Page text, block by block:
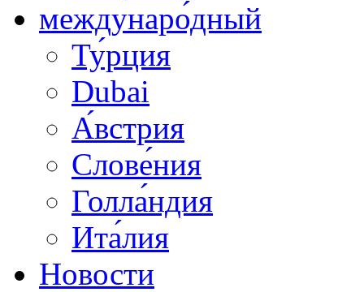
междунаро́дный
Ту́рция
Dubai
А́встрия
Слове́ния
Голла́ндия
Ита́лия
Новости